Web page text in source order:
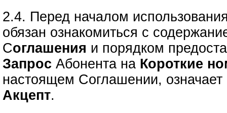
2.4. Перед началом
обязан ознакомиться с
Соглашения и порядком
ЗапросАбонента на Короткие
настоящем Соглашении, означает
Акцепт.